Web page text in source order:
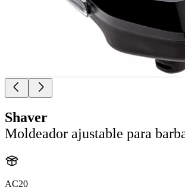
Shaver
Moldeador ajustable para
AC20